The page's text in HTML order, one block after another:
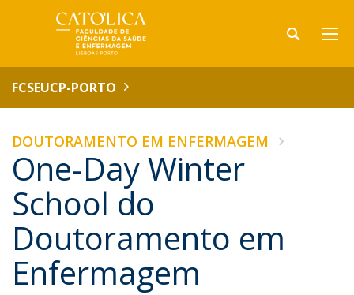
FCSEUCP-PORTO
DOUTORAMENTO EM ENFERMAGEM
One-Day Winter
School do
Doutoramento em
Enfermagem